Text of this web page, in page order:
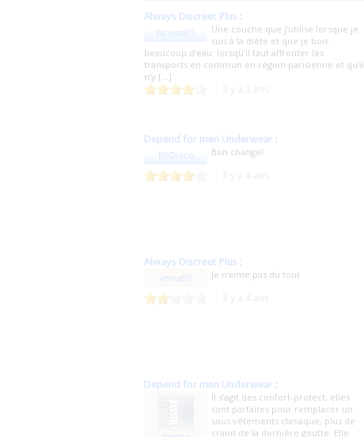
Always Discreet Plus :
Vanessa75
Une couche que j’utilise lorsque je
suis à la diète et que je bois
beaucoup d’eau: lorsqu’il faut affronter les
transports en commun en région parisienne et qu’il
n’y [...]
Depend for men Underwear :
BBDraco Bon change!
Always Discreet Plus :
venus59 Je n'aime pas du tout
Depend for men Underwear :
Il s’agit des confort-protect, elles
sont parfaites pour remplacer un
sous vêtements classique, plus de
craint de la dernière goutte. Elle